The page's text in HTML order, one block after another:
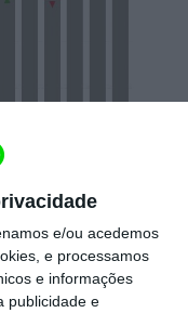
e/ou acedemos
e processamos
e informações
publicidade e
da
(Assimagra)
1,2 mil